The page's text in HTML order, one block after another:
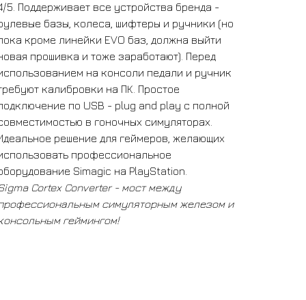
5. Поддерживает все устройства бренда -
базы, колеса, шифтеры и ручники (но
кроме линейки EVO баз, должна выйти
прошивка и тоже заработают). Перед
на консоли педали и ручник
калибровки на ПК. Простое
по USB - plug and play с полной
в гоночных симуляторах.
решение для геймеров, желающих
профессиональное
Simagic на PlayStation.
Cortex Converter - мост между
симуляторным железом и
геймингом!